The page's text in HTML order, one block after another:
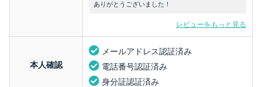
ありがとうございました！
レビューをもっと見る
本人確認
メールアドレス認証済み
電話番号認証済み
身分証認証済み